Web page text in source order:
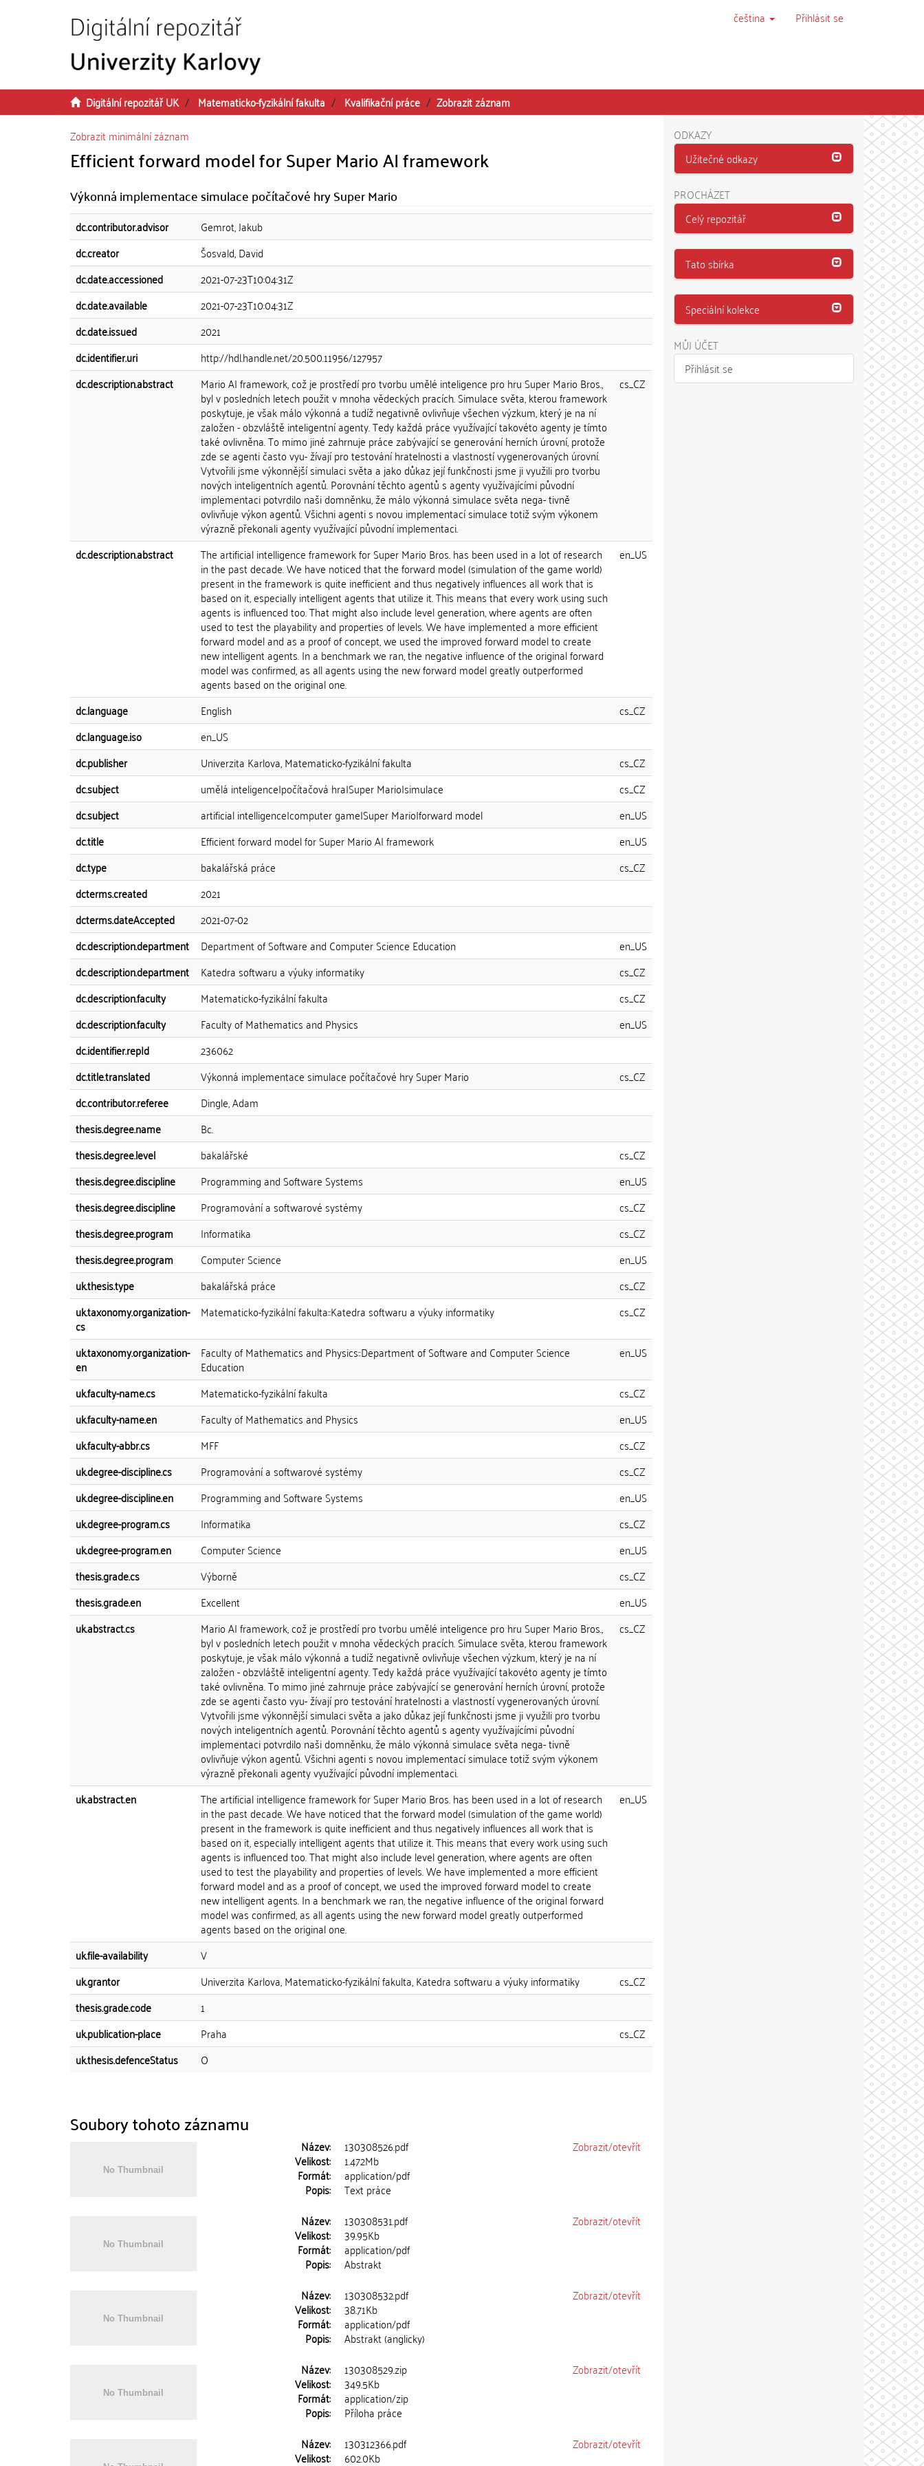
čeština Přihlásit se
Digitální repozitář UK Matematicko-fyzikální fakulta Kvalifikační práce
Zobrazit záznam
Zobrazit minimální záznam
Efficient forward model for Super Mario AI framework
Výkonná implementace simulace počítačové hry Super Mario
dc.contributor.advisor
Gemrot, Jakub
dc.creator
Šosvald, David
dc.date.accessioned
2021-07-23T10:04:31Z
dc.date.available
2021-07-23T10:04:31Z
dc.date.issued
2021
dc.identifier.uri
http://hdl.handle.net/20.500.11956/127957
dc.description.abstract
Mario AI framework, což je prostředí pro tvorbu umělé inteligence pro hru Super Mario Bros.,
byl v posledních letech použit v mnoha vědeckých pracích. Simulace světa, kterou framework
poskytuje, je však málo výkonná a tudíž negativně ovlivňuje všechen výzkum, který je na ní
založen - obzvláště inteligentní agenty. Tedy každá práce využívající takovéto agenty je tímto
také ovlivněna. To mimo jiné zahrnuje práce zabývající se generování herních úrovní, protože
zde se agenti často vyu- žívají pro testování hratelnosti a vlastností vygenerovaných úrovní.
Vytvořili jsme výkonnější simulaci světa a jako důkaz její funkčnosti jsme ji využili pro tvorbu
nových inteligentních agentů. Porovnání těchto agentů s agenty využívajícími původní
implementaci potvrdilo naši domněnku, že málo výkonná simulace světa nega- tivně
ovlivňuje výkon agentů. Všichni agenti s novou implementací simulace totiž svým výkonem
výrazně překonali agenty využívající původní implementaci.
cs_CZ
dc.description.abstract The artificial intelligence framework for Super Mario Bros. has been used in a lot of research
in the past decade. We have noticed that the forward model (simulation of the game world)
present in the framework is quite inefficient and thus negatively influences all work that is
based on it, especially intelligent agents that utilize it. This means that every work using such
agents is influenced too. That might also include level generation, where agents are often
used to test the playability and properties of levels. We have implemented a more efficient
forward model and as a proof of concept, we used the improved forward model to create
new intelligent agents. In a benchmark we ran, the negative influence of the original forward
model was confirmed, as all agents using the new forward model greatly outperformed
agents based on the original one.
en_US
dc.language English
cs_CZ
dc.language.iso
en_US
dc.publisher
Univerzita Karlova, Matematicko-fyzikální fakulta
cs_CZ
dc.subject
umělá inteligence|počítačová hra|Super Mario|simulace
cs_CZ
dc.subject
artificial intelligence|computer game|Super Mario|forward model
en_US
dc.title
Efficient forward model for Super Mario AI framework
en_US
dc.type
bakalářská práce
cs_CZ
dcterms.created
2021
dcterms.dateAccepted
2021-07-02
dc.description.department
Department of Software and Computer Science Education
en_US
dc.description.department
Katedra softwaru a výuky informatiky
cs_CZ
dc.description.faculty
Matematicko-fyzikální fakulta
cs_CZ
dc.description.faculty
Faculty of Mathematics and Physics
en_US
dc.identifier.repId
236062
dc.title.translated
Výkonná implementace simulace počítačové hry Super Mario
cs_CZ
dc.contributor.referee
Dingle, Adam
thesis.degree.name
Bc.
thesis.degree.level
bakalářské
cs_CZ
thesis.degree.discipline
Programming and Software Systems
en_US
thesis.degree.discipline
Programování a softwarové systémy
cs_CZ
thesis.degree.program
Informatika
cs_CZ
thesis.degree.program
Computer Science
en_US
uk.thesis.type
bakalářská práce
cs_CZ
uk.taxonomy.organization-
cs
Matematicko-fyzikální fakulta::Katedra softwaru a výuky informatiky cs_CZ
uk.taxonomy.organization-
en
Faculty of Mathematics and Physics::Department of Software and Computer Science
Education
en_US
uk.faculty-name.cs Matematicko-fyzikální fakulta
cs_CZ
uk.faculty-name.en
Faculty of Mathematics and Physics
en_US
uk.faculty-abbr.cs
MFF
cs_CZ
uk.degree-discipline.cs
Programování a softwarové systémy
cs_CZ
uk.degree-discipline.en
Programming and Software Systems
en_US
uk.degree-program.cs
Informatika
cs_CZ
uk.degree-program.en
Computer Science
en_US
thesis.grade.cs
Výborně
cs_CZ
thesis.grade.en
Excellent
en_US
uk.abstract.cs
Mario AI framework, což je prostředí pro tvorbu umělé inteligence pro hru Super Mario Bros.,
byl v posledních letech použit v mnoha vědeckých pracích. Simulace světa, kterou framework
poskytuje, je však málo výkonná a tudíž negativně ovlivňuje všechen výzkum, který je na ní
založen - obzvláště inteligentní agenty. Tedy každá práce využívající takovéto agenty je tímto
také ovlivněna. To mimo jiné zahrnuje práce zabývající se generování herních úrovní, protože
zde se agenti často vyu- žívají pro testování hratelnosti a vlastností vygenerovaných úrovní.
Vytvořili jsme výkonnější simulaci světa a jako důkaz její funkčnosti jsme ji využili pro tvorbu
nových inteligentních agentů. Porovnání těchto agentů s agenty využívajícími původní
implementaci potvrdilo naši domněnku, že málo výkonná simulace světa nega- tivně
ovlivňuje výkon agentů. Všichni agenti s novou implementací simulace totiž svým výkonem
výrazně překonali agenty využívající původní implementaci.
cs_CZ
uk.abstract.en The artificial intelligence framework for Super Mario Bros. has been used in a lot of research
in the past decade. We have noticed that the forward model (simulation of the game world)
present in the framework is quite inefficient and thus negatively influences all work that is
based on it, especially intelligent agents that utilize it. This means that every work using such
agents is influenced too. That might also include level generation, where agents are often
used to test the playability and properties of levels. We have implemented a more efficient
forward model and as a proof of concept, we used the improved forward model to create
new intelligent agents. In a benchmark we ran, the negative influence of the original forward
model was confirmed, as all agents using the new forward model greatly outperformed
agents based on the original one.
en_US
uk.file-availability
V
uk.grantor
Univerzita Karlova, Matematicko-fyzikální fakulta, Katedra softwaru a výuky informatiky
cs_CZ
thesis.grade.code
1
uk.publication-place
Praha
cs_CZ
uk.thesis.defenceStatus
O
Soubory tohoto záznamu
Název: 130308526.pdf
Velikost: 1.472Mb
Formát: application/pdf
Popis: Text práce
Zobrazit/otevřít
Název: 130308531.pdf
Velikost: 39.95Kb
Formát: application/pdf
Popis: Abstrakt
Zobrazit/otevřít
Název: 130308532.pdf
Velikost: 38.71Kb
Formát: application/pdf
Popis: Abstrakt (anglicky)
Zobrazit/otevřít
Název: 130308529.zip
Velikost: 349.5Kb
Formát: application/zip
Popis: Příloha práce
Zobrazit/otevřít
Název: 130312366.pdf
Velikost: 602.0Kb
Zobrazit/otevřít
ODKAZY
Užitečné odkazy
PROCHÁZET
Celý repozitář
Tato sbírka
Speciální kolekce
MŮJ ÚČET
Přihlásit se